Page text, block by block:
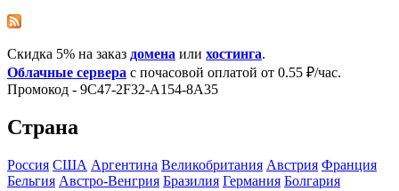
Скидка 5% на заказ домена или хостинга.
Облачные сервера с почасовой оплатой от 0.55 ₽/час.
Промокод - 9C47-2F32-A154-8A35
Страна
Росcия США Аргентина Великобритания Австрия Франция
Бельгия Австро-Венгрия Бразилия Германия Болгария